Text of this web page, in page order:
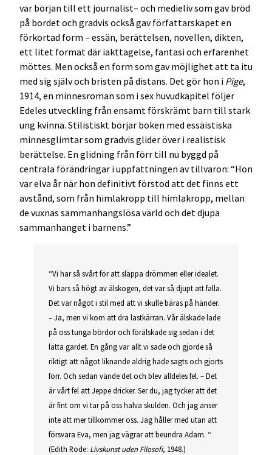
var början till ett journalist– och medieliv som gav bröd
på bordet och gradvis också gav författarskapet en
förkortad form – essän, berättelsen, novellen, dikten,
ett litet format där iakttagelse, fantasi och erfarenhet
möttes. Men också en form som gav möjlighet att ta itu
med sig själv och bristen på distans. Det gör hon i Pige,
1914, en minnesroman som i sex huvudkapitel följer
Edeles utveckling från ensamt förskrämt barn till stark
ung kvinna. Stilistiskt börjar boken med essäistiska
minnesglimtar som gradvis glider över i realistisk
berättelse. En glidning från förr till nu byggd på
centrala förändringar i uppfattningen av tillvaron: “Hon
var elva år när hon definitivt förstod att det finns ett
avstånd, som från himlakropp till himlakropp, mellan
de vuxnas sammanhangslösa värld och det djupa
sammanhanget i barnens.”
“Vi har så svårt för att släppa drömmen eller idealet.
Vi bars så högt av älskogen, det var så djupt att falla.
Det var något i stil med att vi skulle bäras på händer.
– Ja, men vi kom att dra lastkärran. Vår älskade lade
på oss tunga bördor och förälskade sig sedan i det
lätta gardet. En gång var allt vi sade och gjorde så
riktigt att något liknande aldrig hade sagts och gjorts
förr. Och sedan vände det och blev alldeles fel. – Det
är vårt fel att Jeppe dricker. Ser du, jag tycker att det
är fint om vi tar på oss halva skulden. Och jag anser
inte att mer tillkommer oss. Jag håller med utan att
försvara Eva, men jag vägrar att beundra Adam. “
(Edith Rode: Livskunst uden Filosofi, 1948.)